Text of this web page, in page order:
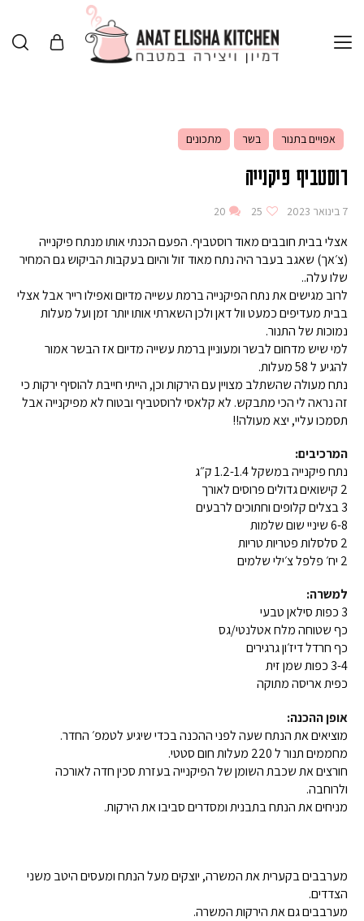
אפויים בתנור בשר מתכונים
רוסטביף פיקנייה
7 בינואר 2023 25
20
אצלי בבית חובבים מאוד רוסטביף. הפעם הכנתי אותו מנתח פיקנייה
(צ׳אך) שאגב בעבר היה נתח מאוד זול והיום בעקבות הביקוש גם המחיר
שלו עלה..
לרוב מגישים את נתח הפיקנייה ברמת עשייה מדיום ואפילו רייר אבל אצלי
בבית מעדיפים כמעט וול דאן ולכן השארתי אותו יותר זמן ועל מעלות
נמוכות של התנור.
למי שיש מדחום לבשר ומעוניין ברמת עשייה מדיום אז הבשר אמור
להגיע ל 58 מעלות.
נתח מעולה שהשתלב מצויין עם הירקות וכן, הייתי חייבת להוסיף ירקות כי
זה נראה לי הכי מתבקש. לא קלאסי לרוסטביף ובטוח לא מפיקנייה אבל
תסמכו עליי, יצא מעולה!!
המרכיבים:
נתח פיקנייה במשקל 1.2-1.4 ק״ג
2 קישואים גדולים פרוסים לאורך
3 בצלים קלופים וחתוכים לרבעים
6-8 שיניי שום שלמות
2 סלסלות פטריות טריות
2 יח׳ פלפל צ׳ילי שלמים
למשרה:
3 כפות סילאן טבעי
כף שטוחה מלח אטלנטי/גס
כף חרדל דיז׳ון גרגירים
3-4 כפות שמן זית
כפית אריסה מתוקה
אופן ההכנה:
מוציאים את הנתח שעה לפני ההכנה בכדי שיגיע לטמפ׳ החדר.
מחממים תנור ל 220 מעלות חום סטטי.
חורצים את שכבת השומן של הפיקנייה בעזרת סכין חדה לאורכה
ולרוחבה.
מניחים את הנתח בתבנית ומסדרים סביבו את הירקות.
מערבבים בקערית את המשרה, יוצקים מעל הנתח ומעסים היטב משני
הצדדים.
מערבבים גם את הירקות המשרה.